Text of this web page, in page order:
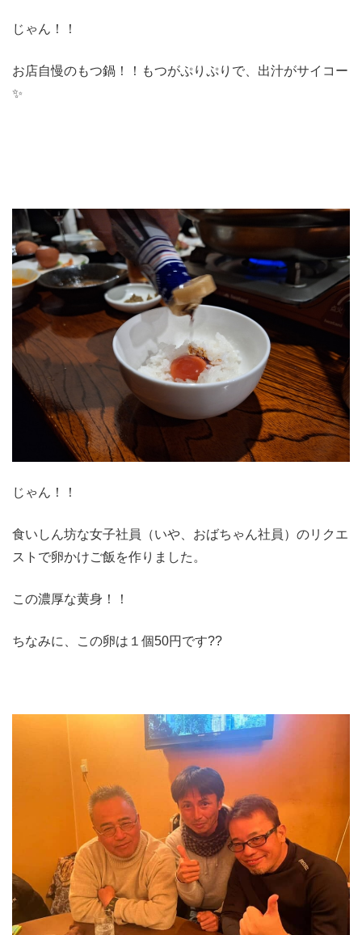
じゃん！！
お店自慢のもつ鍋！！もつがぷりぷりで、出汁がサイコー
✨
じゃん！！
食いしん坊な女子社員（いや、おばちゃん社員）のリクエ
ストで卵かけご飯を作りました。
この濃厚な黄身！！
ちなみに、この卵は１個50円です??